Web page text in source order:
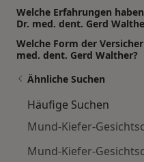
Welche Erfahrungen
Dr. med. dent. Gerd
Welche Form der
med. dent. Gerd Walther?
Ähnliche Suchen
Häufige Suchen
Mund-Kiefer-
Mund-Kiefer-